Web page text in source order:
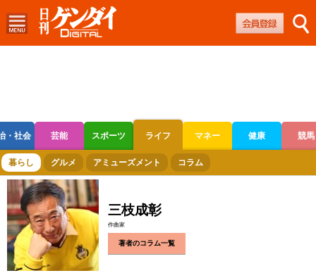
・社会 芸能 スポーツ ライフ マネー 健康 競馬
ボートレース 競輪 オートレース
暮らし グルメ アミューズメント コラム
三枝成彰
作曲家
著者のコラム一覧